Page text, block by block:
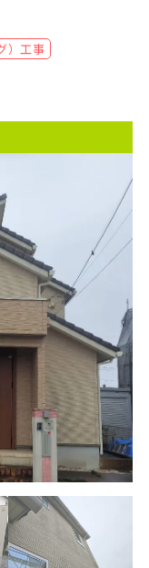
）工事